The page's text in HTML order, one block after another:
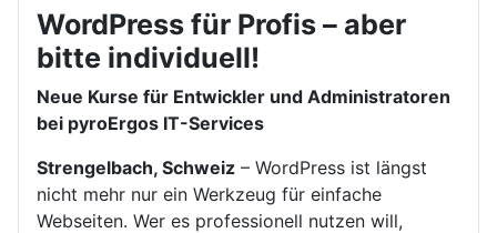
WordPress für Profis – aber
bitte individuell!
Neue Kurse für Entwickler und Administratoren
bei pyroErgos IT-Services
Strengelbach, Schweiz – WordPress ist längst
nicht mehr nur ein Werkzeug für einfache
Webseiten. Wer es professionell nutzen will,